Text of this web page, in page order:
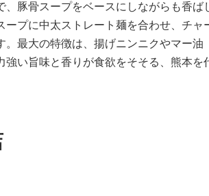
豚骨スープをベースにしながらも香ば
プに中太ストレート麺を合わせ、チャ
最大の特徴は、揚げニンニクやマー油
強い旨味と香りが食欲をそそる、熊本を